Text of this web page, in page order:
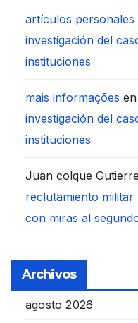
artículos personales
investigación del
instituciones
mais informações en
investigación del
instituciones
Juan colque
reclutamiento
con miras al
Archivos
agosto 2026